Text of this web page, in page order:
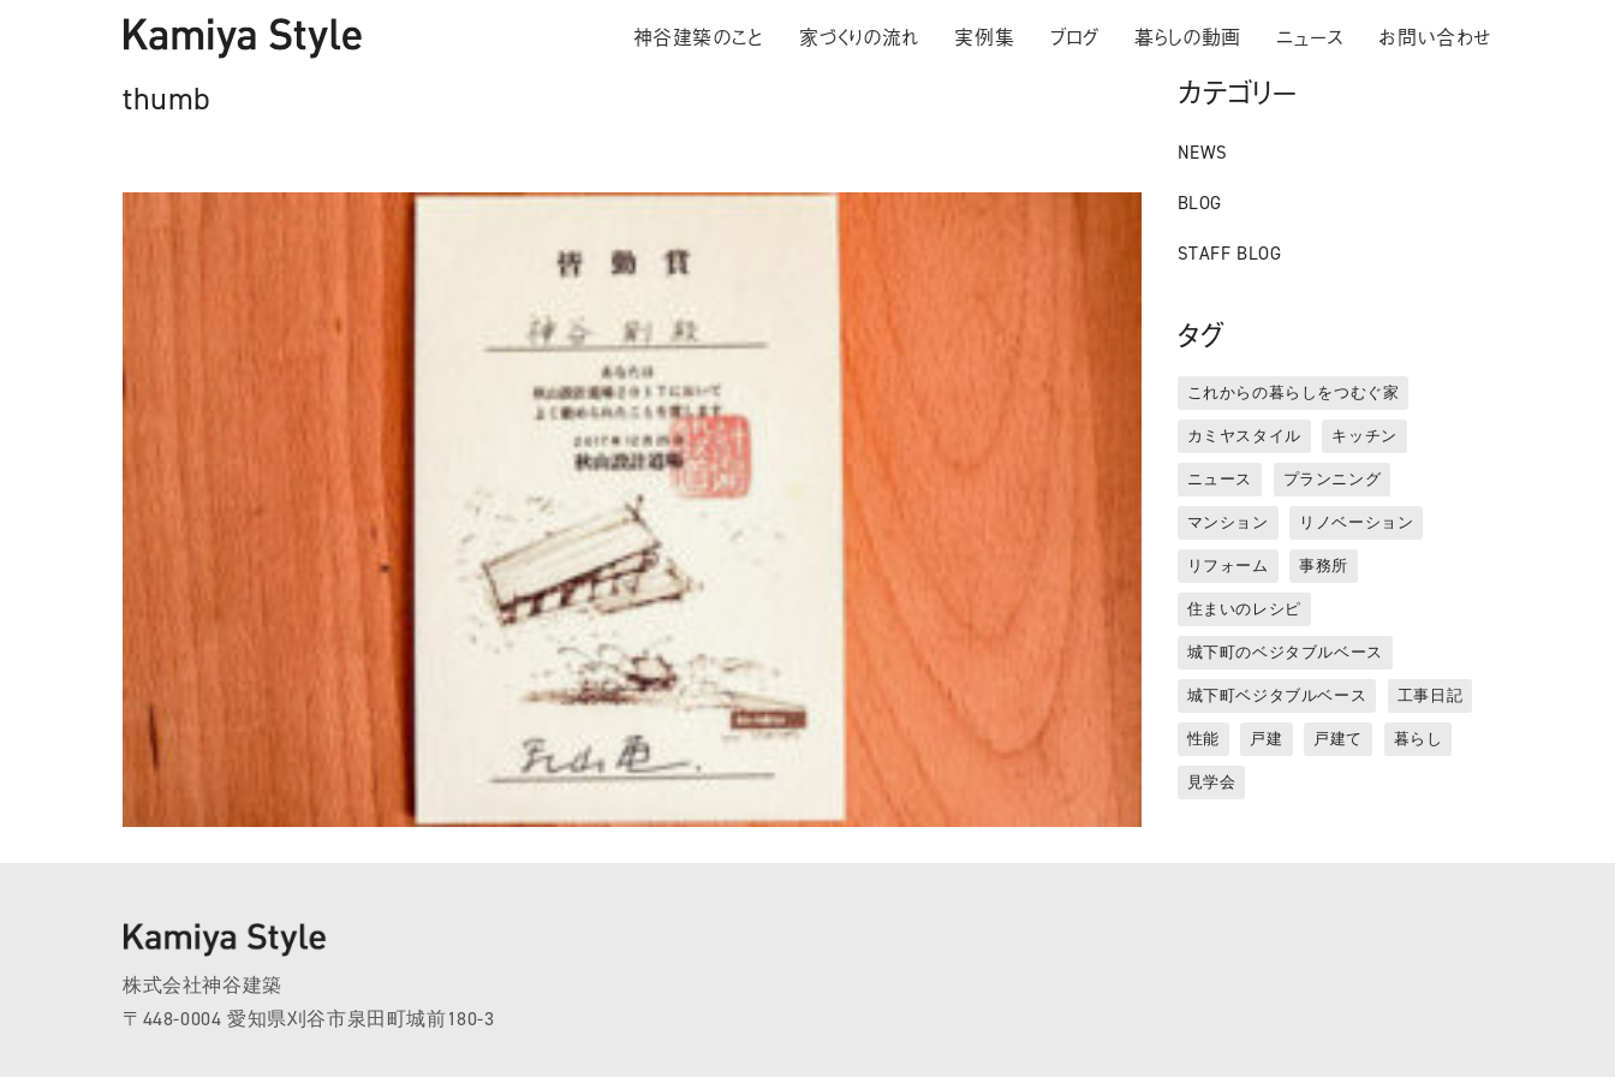
神谷建築のこと 家づくりの流れ 実例集 ブログ 暮らしの動画 ニュース お問い合わせ
thumb カテゴリー
NEWS
BLOG
STAFF BLOG
タグ
これからの暮らしをつむぐ家
カミヤスタイル キッチン
ニュース プランニング
マンション リノベーション
リフォーム 事務所
住まいのレシピ
城下町のベジタブルベース
城下町ベジタブルベース 工事日記
性能 戸建 戸建て 暮らし
見学会
株式会社神谷建築
〒448-0004 愛知県刈谷市泉田町城前180-3